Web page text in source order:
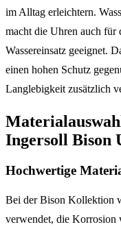
im Alltag erleichtern.
macht die Uhren auch für
Wassereinsatz geeignet.
einen hohen Schutz
Langlebigkeit zusätzlich
Ingersoll Bison
Hochwertige
Bei der Bison Kollektion
verwendet, die Korrosion